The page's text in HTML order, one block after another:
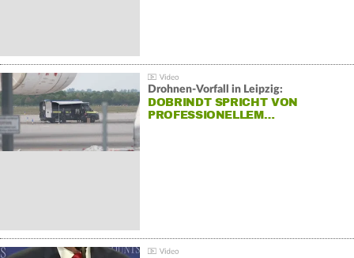
Drohnen-Vorfall in Leipzig:
DOBRINDT SPRICHT VON
PROFESSIONELLEM…